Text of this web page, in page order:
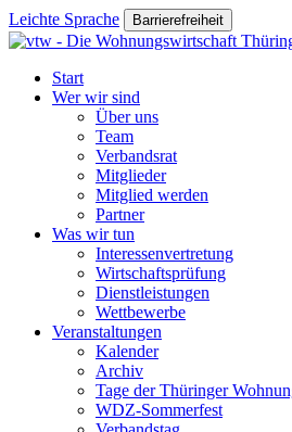
Leichte Sprache Barrierefreiheit
Start
Wer wir sind
Über uns
Team
Verbandsrat
Mitglieder
Mitglied werden
Partner
Was wir tun
Interessenvertretung
Wirtschaftsprüfung
Dienstleistungen
Wettbewerbe
Veranstaltungen
Kalender
Archiv
Tage der Thüringer
WDZ-Sommerfest